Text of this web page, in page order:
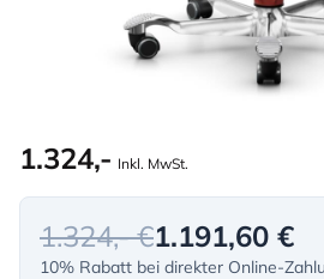
1.324,- Inkl. MwSt.
1.324,- €1.191,60 €
10% Rabatt bei direkter Online-